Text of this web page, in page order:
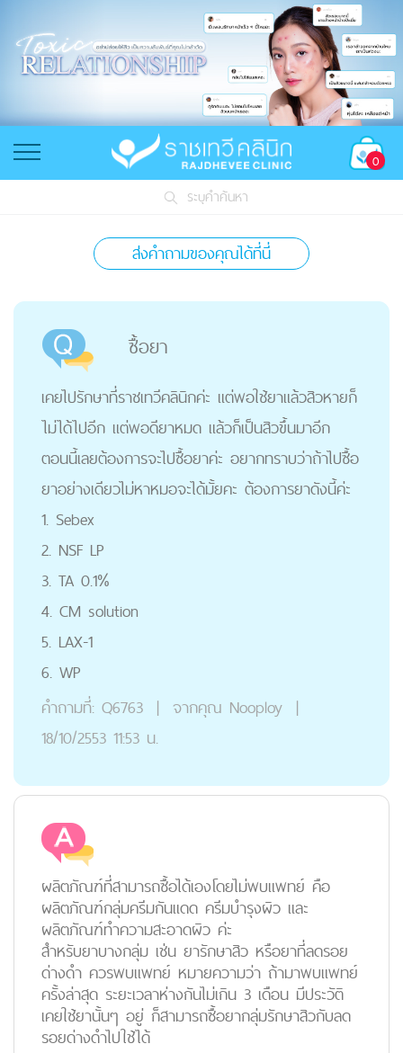
0
ระบุคำค้นหา
ส่งคำถามของคุณได้ที่นี่
ซื้อยา
เคยไปรักษาที่ราชเทวีคลินิกค่ะ แต่พอใช้ยาแล้วสิวหายก็
ไม่ได้ไปอีก แต่พอดียาหมด แล้วก็เป็นสิวขึ้นมาอีก
ตอนนี้เลยต้องการจะไปซื้อยาค่ะ อยากทราบว่าถ้าไปซื้อ
ยาอย่างเดียวไม่หาหมอจะได้มั้ยคะ ต้องการยาดังนี้ค่ะ
1. Sebex
2. NSF LP
3. TA 0.1%
4. CM solution
5. LAX-1
6. WP
คำถามที่: Q6763 | จากคุณ Nooploy |
18/10/2553 11:53 น.
ผลิตภัณฑ์ที่สามารถซื้อได้เองโดยไม่พบแพทย์ คือ
ผลิตภัณฑ์กลุ่มครีมกันแดด ครีมบำรุงผิว และ
ผลิตภัณฑ์ทำความสะอาดผิว ค่ะ
สำหรับยาบางกลุ่ม เช่น ยารักษาสิว หรือยาที่ลดรอย
ด่างดำ ควรพบแพทย์ หมายความว่า ถ้ามาพบแพทย์
ครั้งล่าสุด ระยะเวลาห่างกันไม่เกิน 3 เดือน มีประวัติ
เคยใช้ยานั้นๆ อยู่ ก็สามารถซื้อยากลุ่มรักษาสิวกับลด
รอยด่างดำไปใช้ได้